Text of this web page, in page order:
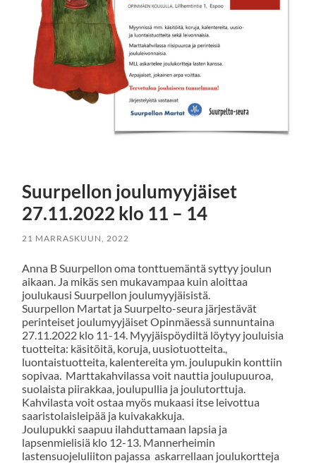
Suurpellon joulumyyjäiset
27.11.2022 klo 11 – 14
21 MARRASKUUN, 2022
Anna B Suurpellon oma tonttuemäntä syttyy joulun
aikaan. Ja mikäs sen mukavampaa kuin aloittaa
joulukausi Suurpellon joulumyyjäisistä.
Suurpellon Martat ja Suurpelto-seura järjestävät
perinteiset joulumyyjäiset Opinmäessä sunnuntaina
27.11.2022 klo 11-14. Myyjäispöydiltä löytyy jouluisia
tuotteita: käsitöitä, koruja, uusiotuotteita.,
luontaistuotteita, kalentereita ym. joulupukin konttiin
sopivaa. Marttakahvilassa voit nauttia joulupuuroa,
suolaista piirakkaa, joulupullia ja joulutorttuja.
Kahvilasta voit ostaa myös mukaasi itse leivottua
saaristolaisleipää ja kuivakakkuja.
Joulupukki saapuu ilahduttamaan lapsia ja
lapsenmielisiä klo 12-13. Mannerheimin
lastensuojeluliiton pajassa askarrellaan joulukortteja